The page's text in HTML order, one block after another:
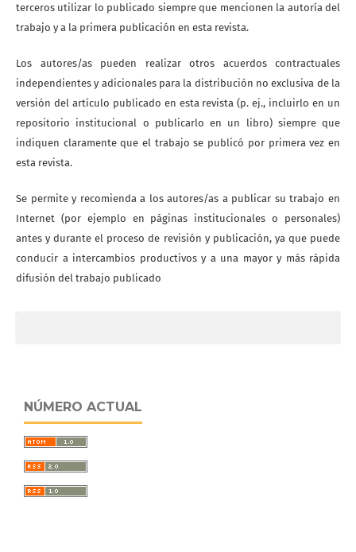
terceros utilizar lo publicado siempre que mencionen la autoría del
trabajo y a la primera publicación en esta revista.
Los autores/as pueden realizar otros acuerdos contractuales
independientes y adicionales para la distribución no exclusiva de la
versión del artículo publicado en esta revista (p. ej., incluirlo en un
repositorio institucional o publicarlo en un libro) siempre que
indiquen claramente que el trabajo se publicó por primera vez en
esta revista.
Se permite y recomienda a los autores/as a publicar su trabajo en
Internet (por ejemplo en páginas institucionales o personales)
antes y durante el proceso de revisión y publicación, ya que puede
conducir a intercambios productivos y a una mayor y más rápida
difusión del trabajo publicado
NÚMERO ACTUAL